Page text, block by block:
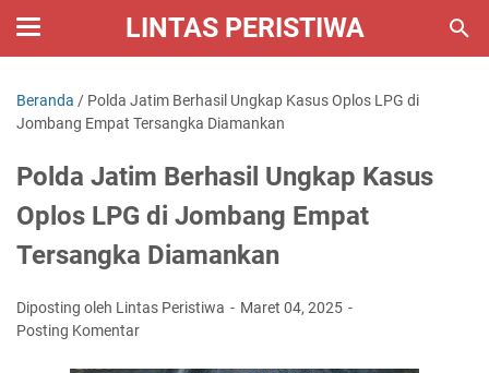
LINTAS PERISTIWA
Beranda / Polda Jatim Berhasil Ungkap Kasus Oplos LPG di
Jombang Empat Tersangka Diamankan
Polda Jatim Berhasil Ungkap Kasus
Oplos LPG di Jombang Empat
Tersangka Diamankan
Diposting oleh Lintas Peristiwa
Maret 04, 2025
Posting Komentar